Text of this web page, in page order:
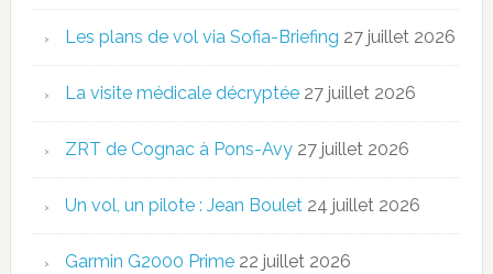
Les plans de vol via Sofia-Briefing 27 juillet 2026
La visite médicale décryptée 27 juillet 2026
ZRT de Cognac à Pons-Avy 27 juillet 2026
Un vol, un pilote : Jean Boulet 24 juillet 2026
Garmin G2000 Prime 22 juillet 2026